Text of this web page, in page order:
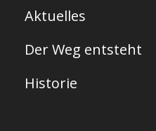
Aktuelles
Der Weg entsteht
Historie